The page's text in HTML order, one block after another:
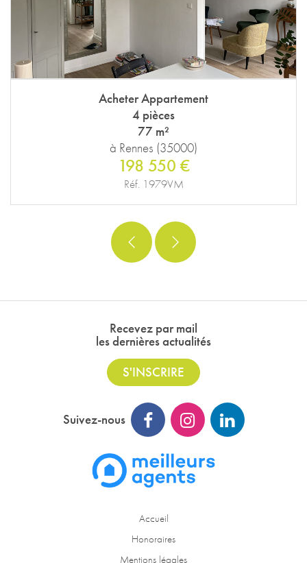
Acheter Appartement
4 pièces
77 m²
à Rennes (35000)
198 550 €
Réf. 1979VM
Recevez par mail
les dernières actualités
S'INSCRIRE
Suivez-nous
Accueil
Honoraires
Mentions légales